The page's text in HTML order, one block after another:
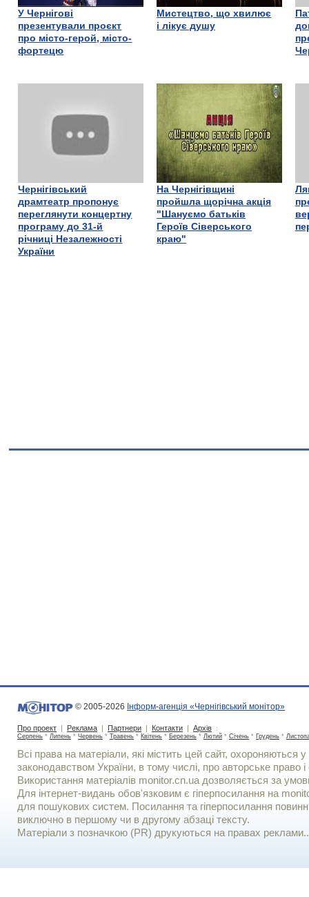
У Чернігові
презентували проєкт
про місто-герой, місто-
фортецю
Мистецтво, що хвилює
і лікує душу
Чернігівський
драмтеатр пропонує
переглянути концертну
програму до 31-й
річниці Незалежності
України
На Чернігівщині
пройшла щорічна акція
"Шануємо батьків
Героїв Сіверського
краю"
© 2005-2026 Інформ-агенція «Чернігівський монітор»
Про проект | Реклама | Партнери | Контакти | Архів :
Серпень * Липень * Червень * Травень * Квітень * Березень * Лютий * Січень * Грудень *
Всі права на матеріали, які містить цей сайт, охороняються у
законодавством України, в тому числі, про авторське право і
Використання матерiалiв monitor.cn.ua дозволяється за
Для iнтернет-видань обов'язковим є гiперпосилання на
для пошукових систем. Посилання та гіперпосилання
виключно в першому чи в другому абзаці тексту.
Матеріали з позначкою (PR) друкуються на правах реклами..